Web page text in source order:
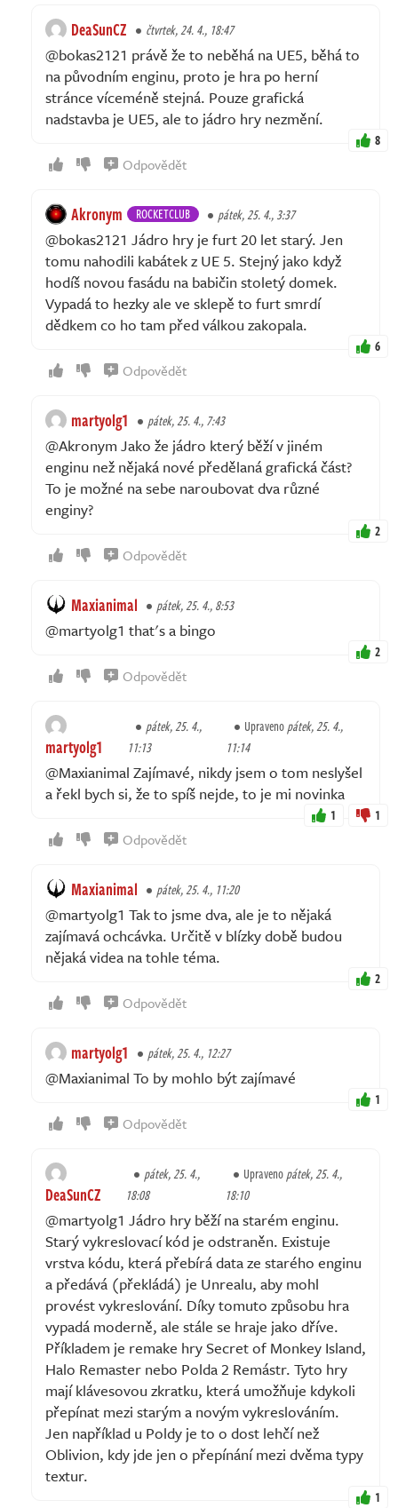
DeaSunCZ čtvrtek, 24. 4., 18:47
@bokas2121 právě že to neběhá na UE5, běhá to
na původním enginu, proto je hra po herní
stránce víceméně stejná. Pouze grafická
nadstavba je UE5, ale to jádro hry nezmění.
8
Odpovědět
Akronym ROCKETCLUB pátek, 25. 4., 3:37
@bokas2121 Jádro hry je furt 20 let starý. Jen
tomu nahodili kabátek z UE 5. Stejný jako když
hodíš novou fasádu na babičin stoletý domek.
Vypadá to hezky ale ve sklepě to furt smrdí
dědkem co ho tam před válkou zakopala.
6
Odpovědět
martyolg1 pátek, 25. 4., 7:43
@Akronym Jako že jádro který běží v jiném
enginu než nějaká nové předělaná grafická část?
To je možné na sebe naroubovat dva různé
enginy?
2
Odpovědět
Maxianimal pátek, 25. 4., 8:53
@martyolg1 that's a bingo
2
Odpovědět
martyolg1
pátek, 25. 4.,
11:13
Upravenopátek, 25. 4.,
11:14
@Maxianimal Zajímavé, nikdy jsem o tom neslyšel
a řekl bych si, že to spíš nejde, to je mi novinka
1 1
Odpovědět
Maxianimal pátek, 25. 4., 11:20
@martyolg1 Tak to jsme dva, ale je to nějaká
zajímavá ochcávka. Určitě v blízky době budou
nějaká videa na tohle téma.
2
Odpovědět
martyolg1 pátek, 25. 4., 12:27
@Maxianimal To by mohlo být zajímavé
1
Odpovědět
DeaSunCZ
pátek, 25. 4.,
18:08
Upravenopátek, 25. 4.,
18:10
@martyolg1 Jádro hry běží na starém enginu.
Starý vykreslovací kód je odstraněn. Existuje
vrstva kódu, která přebírá data ze starého enginu
a předává (překládá) je Unrealu, aby mohl
provést vykreslování. Díky tomuto způsobu hra
vypadá moderně, ale stále se hraje jako dříve.
Příkladem je remake hry Secret of Monkey Island,
Halo Remaster nebo Polda 2 Remástr. Tyto hry
mají klávesovou zkratku, která umožňuje kdykoli
přepínat mezi starým a novým vykreslováním.
Jen například u Poldy je to o dost lehčí než
Oblivion, kdy jde jen o přepínání mezi dvěma typy
textur.
1